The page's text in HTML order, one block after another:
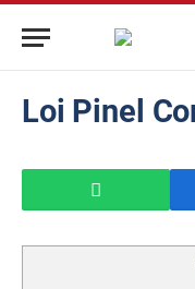
Loi Pinel